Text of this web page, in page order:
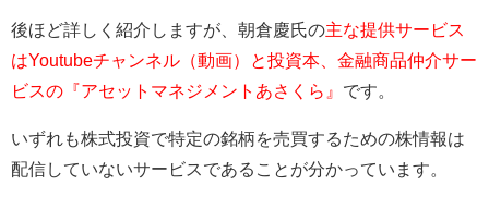
後ほど詳しく紹介しますが、朝倉慶氏の主な提供サービス
はYoutubeチャンネル（動画）と投資本、金融商品仲介サー
ビスの『アセットマネジメントあさくら』 です。
いずれも株式投資で特定の銘柄を売買するための株情報は
配信していないサービスであることが分かっています。